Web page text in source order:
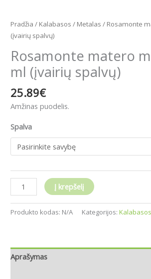
Pradžia / Kalabasos / Metalas / Rosamonte
(įvairių spalvų)
Rosamonte matero
ml (įvairių spalvų)
25.89€
Amžinas puodelis.
Spalva
Į krepšelį
Produkto kodas: N/A Kategorijos: Kalabasos
Aprašymas